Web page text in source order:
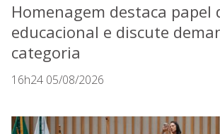
Homenagem destaca
educacional e discute
categoria
16h24 05/08/2026